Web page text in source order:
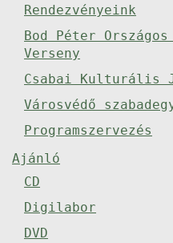
Rendezvényeink
Bod Péter
Verseny
Csabai Kulturális
Városvédő
Programszervezés
Ajánló
CD
Digilabor
DVD